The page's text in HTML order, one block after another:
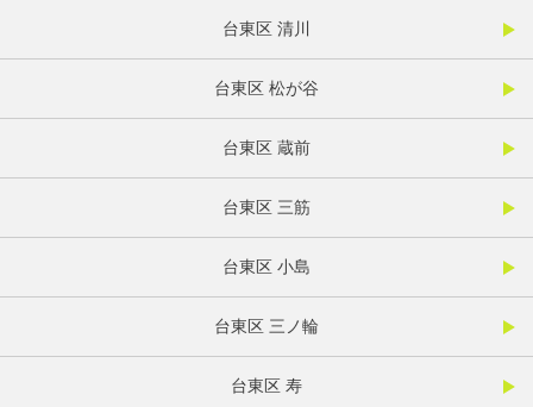
台東区 清川
台東区 松が谷
台東区 蔵前
台東区 三筋
台東区 小島
台東区 三ノ輪
台東区 寿